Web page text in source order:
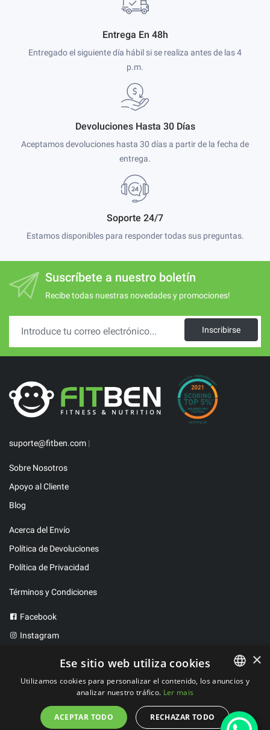
Entrega En 48h
Entregado el siguiente día hábil si se realiza antes de las 4
p.m.
Devoluciones Hasta 30 Días
Aceptamos devoluciones hasta 30 días a partir de la fecha de
entrega.
Soporte 24/7
Estamos disponibles para responder todas sus preguntas.
Suscríbete a nuestro boletín
Recibe todas nuestras novedades y promociones!
Inscribirse
suporte@fitben.com |
Sobre Nosotros
Apoyo al Cliente
Blog
Acerca del Envío
Política de Devoluciones
Política de Privacidad
Términos y Condiciones
Facebook
Instagram
FitBen. Todos los derechos reservados.
Desarrollado porWeLove Studio SPANISH
×
Ese sitio web utiliza cookies
Utilizamos cookies para personalizar el contenido, los anuncios y
analizar nuestro tráfico. Ler mais
ACEPTAR TODO RECHAZAR TODO